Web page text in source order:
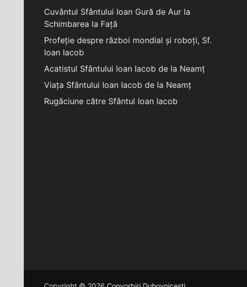
Cuvântul Sfântului Ioan Gură de Aur la
Schimbarea la Față
Profeție despre război mondial și roboți, Sf.
Ioan Iacob
Acatistul Sfântului Ioan Iacob de la Neamț
Viața Sfântului Ioan Iacob de la Neamț
Rugăciune către Sfântul Ioan Iacob